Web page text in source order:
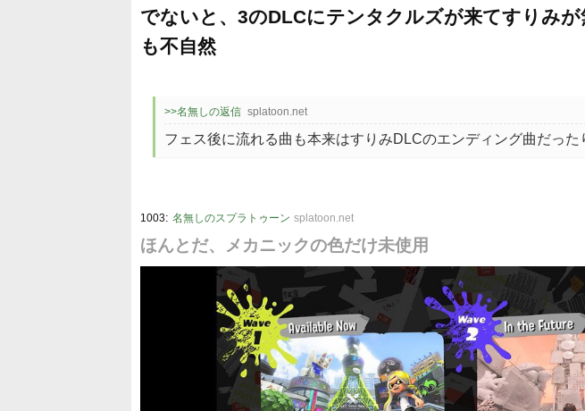
でないと、3のDLCにテンタクルズが来てすりみ
も不自然
>>名無しの返信 splatoon.net
フェス後に流れる曲も本来はすりみDLCのエンディング曲だった
1003: 名無しのスプラトゥーン splatoon.net
ほんとだ、メカニックの色だけ未使用